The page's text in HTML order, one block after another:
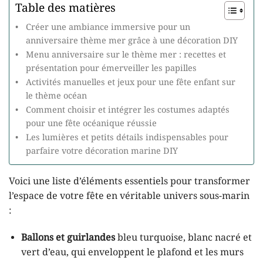
Table des matières
Créer une ambiance immersive pour un
anniversaire thème mer grâce à une décoration DIY
Menu anniversaire sur le thème mer : recettes et
présentation pour émerveiller les papilles
Activités manuelles et jeux pour une fête enfant sur
le thème océan
Comment choisir et intégrer les costumes adaptés
pour une fête océanique réussie
Les lumières et petits détails indispensables pour
parfaire votre décoration marine DIY
Voici une liste d’éléments essentiels pour transformer
l’espace de votre fête en véritable univers sous-marin
:
Ballons et guirlandesbleu turquoise, blanc nacré et
vert d’eau, qui enveloppent le plafond et les murs